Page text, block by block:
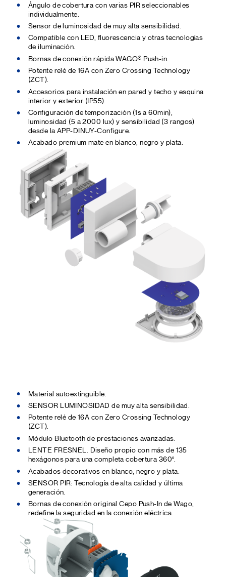
Ángulo de cobertura con varias PIR seleccionables
individualmente.
Sensor de luminosidad de muy alta sensibilidad.
Compatible con LED, fluorescencia y otras tecnologías
de iluminación.
Bornas de conexión rápida WAGO® Push-in.
Potente relé de 16A con Zero Crossing Technology
(ZCT).
Accesorios para instalación en pared y techo y esquina
interior y exterior (IP55).
Configuración de temporización (1s a 60min),
luminosidad (5 a 2000 lux) y sensibilidad (3 rangos)
desde la APP-DINUY-Configure.
Acabado premium mate en blanco, negro y plata.
Material autoextinguible.
SENSOR LUMINOSIDAD de muy alta sensibilidad.
Potente relé de 16A con Zero Crossing Technology
(ZCT).
Módulo Bluetooth de prestaciones avanzadas.
LENTE FRESNEL. Diseño propio con más de 135
hexágonos para una completa cobertura 360º.
Acabados decorativos en blanco, negro y plata.
SENSOR PIR: Tecnología de alta calidad y última
generación.
Bornas de conexión original Cepo Push-In de Wago,
redefine la seguridad en la conexión eléctrica.